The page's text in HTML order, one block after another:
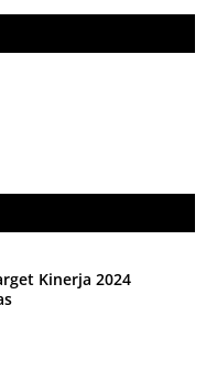
Kinerja 2024